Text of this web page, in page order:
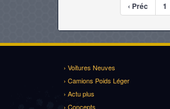
‹ Préc 1
› Voitures Neuves
› Camions Poids Léger
› Actu plus
› Concepts